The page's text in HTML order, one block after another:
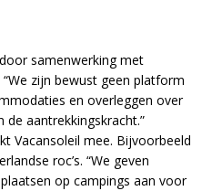
samenwerking met
zijn bewust geen platform
en overleggen over
aantrekkingskracht.”
Vacansoleil mee. Bijvoorbeeld
roc’s. “We geven
op campings aan voor